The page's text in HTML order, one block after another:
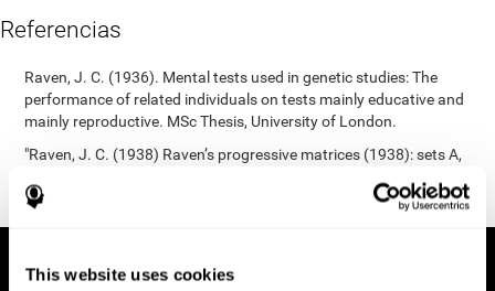
This website uses cookies
Referencias
Raven, J. C. (1936). Mental tests used in genetic studies: The
performance of related individuals on tests mainly educative and
mainly reproductive. MSc Thesis, University of London.
"Raven, J. C. (1938) Raven’s progressive matrices (1938): sets A,
Research; 1938."